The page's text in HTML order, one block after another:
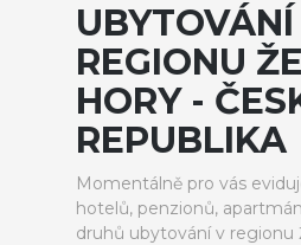
REGIONU
HORY -
REPUBLIKA
Momentálně pro vás
hotelů, penzionů,
druhů ubytování v regionu